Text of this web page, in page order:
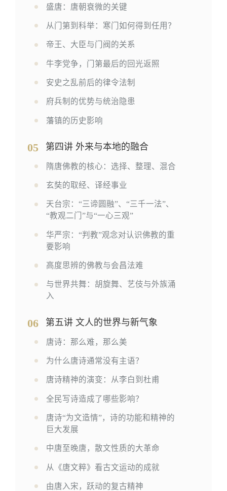
盛唐：唐朝衰微的关键
从门第到科举：寒门如何得到任用？
帝王、大臣与门阀的关系
牛李党争，门第最后的回光返照
安史之乱前后的律令法制
府兵制的优势与统治隐患
藩镇的历史影响
05 第四讲 外来与本地的融合
隋唐佛教的核心：选择、整理、混合
玄奘的取经、译经事业
天台宗：“三谛圆融”、“三千一法”、
“教观二门”与“一心三观”
华严宗：“判教”观念对认识佛教的重
要影响
高度思辨的佛教与会昌法难
与世界共舞：胡旋舞、艺伎与外族涌
入
06 第五讲 文人的世界与新气象
唐诗：那么难，那么美
为什么唐诗通常没有主语？
唐诗精神的演变：从李白到杜甫
全民写诗造成了哪些影响？
唐诗“为文造情”，诗的功能和精神的
巨大发展
中唐至晚唐，散文性质的大革命
从《唐文粹》看古文运动的成就
由唐入宋，跃动的复古精神